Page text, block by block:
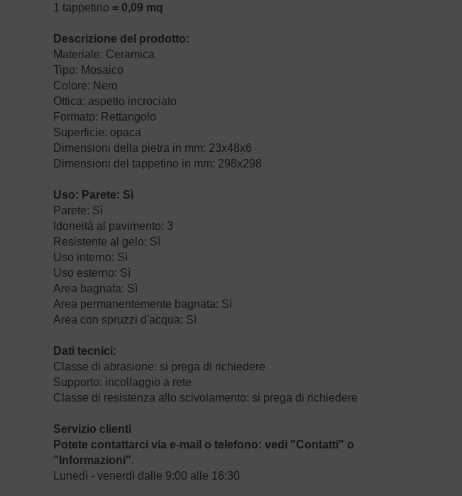
1 tappetino = 0,09 mq
Descrizione del prodotto:
Materiale: Ceramica
Tipo: Mosaico
Colore: Nero
Ottica: aspetto incrociato
Formato: Rettangolo
Superficie: opaca
Dimensioni della pietra in mm: 23x48x6
Dimensioni del tappetino in mm: 298x298
Uso: Parete: Sì
Parete: Sì
Idoneità al pavimento: 3
Resistente al gelo: Sì
Uso interno: Sì
Uso esterno: Sì
Area bagnata: Sì
Area permanentemente bagnata: Sì
Area con spruzzi d'acqua: Sì
Dati tecnici:
Classe di abrasione: si prega di richiedere
Supporto: incollaggio a rete
Classe di resistenza allo scivolamento: si prega di richiedere
Servizio clienti
Potete contattarci via e-mail o telefono: vedi "Contatti" o
"Informazioni".
Lunedì - venerdì dalle 9:00 alle 16:30